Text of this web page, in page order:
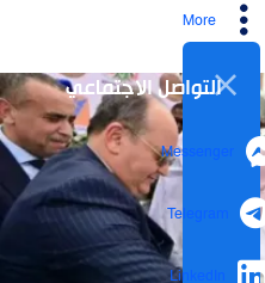
More
التواصل الاجتماعي
Messenger
Telegram
LinkedIn